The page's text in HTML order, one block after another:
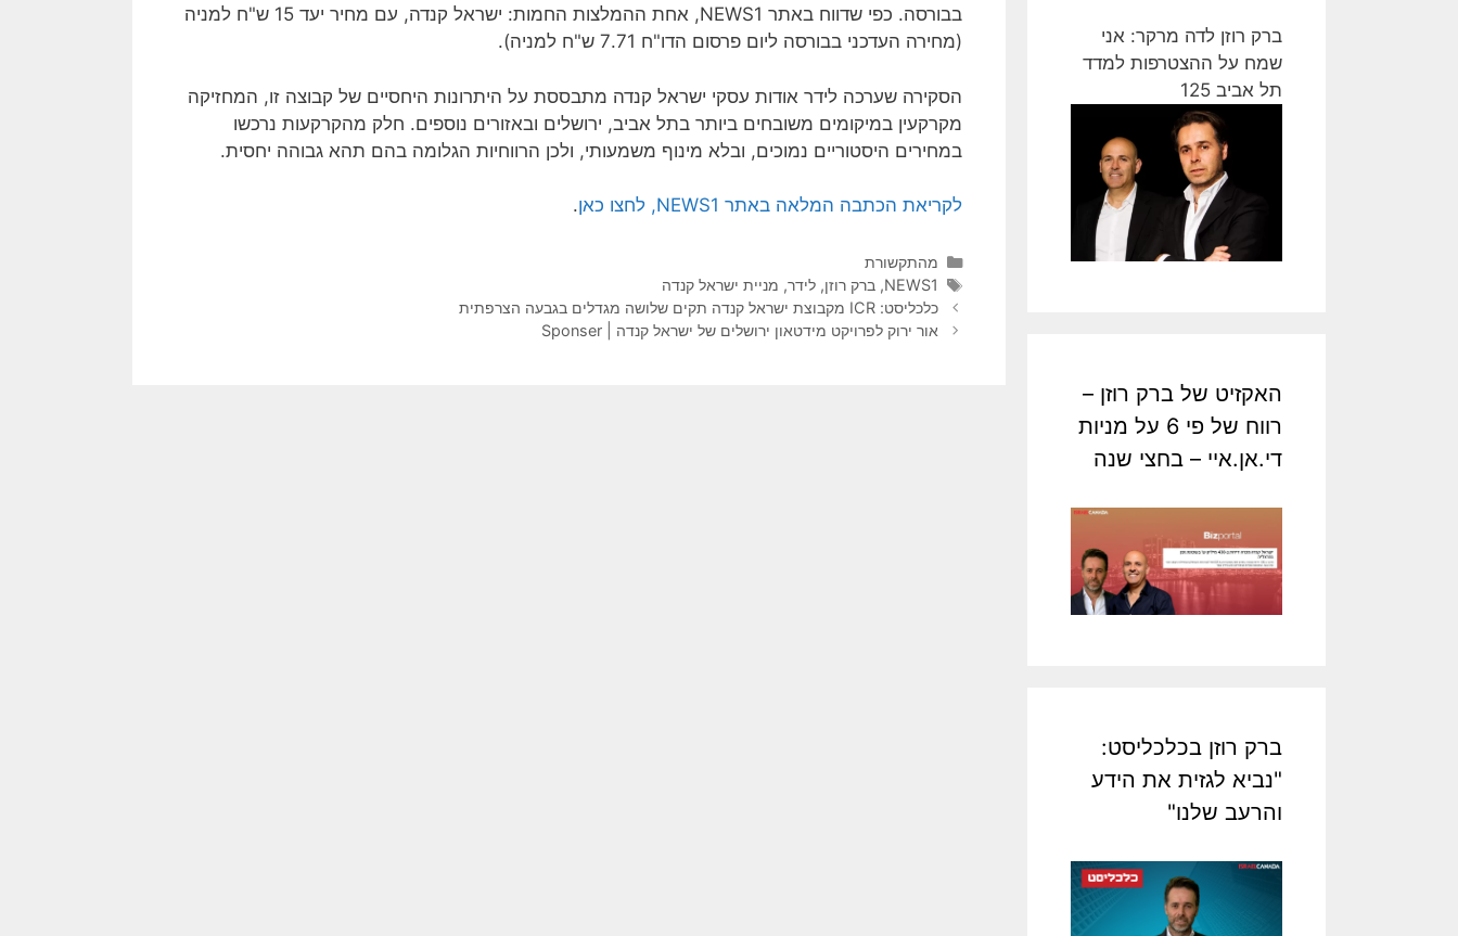
בבורסה. כפי שדווח באתר NEWS1, אחת ההמלצות החמות: ישראל קנדה, עם מחיר יעד 15 ש"ח למניה
(מחירה העדכני בבורסה ליום פרסום הדו"ח 7.71 ש"ח למניה).
הסקירה שערכה לידר אודות עסקי ישראל קנדה מתבססת על היתרונות היחסיים של קבוצה זו, המחזיקה
מקרקעין במיקומים משובחים ביותר בתל אביב, ירושלים ובאזורים נוספים. חלק מהקרקעות נרכשו
במחירים היסטוריים נמוכים, ובלא מינוף משמעותי, ולכן הרווחיות הגלומה בהם תהא גבוהה יחסית.
לקריאת הכתבה המלאה באתר NEWS1, לחצו כאן .
קטגוריות
מהתקשורת
תגיות
NEWS1
, ברק רוזן, לידר, מניית ישראל קנדה
כלכליסט: ICR מקבוצת ישראל קנדה תקים שלושה מגדלים בגבעה הצרפתית
אור ירוק לפרויקט מידטאון ירושלים של ישראל קנדה | Sponser
ברק רוזן לדה מרקר: אני
שמח על ההצטרפות למדד
תל אביב 125
האקזיט של ברק רוזן –
רווח של פי 6 על מניות
די.אן.איי – בחצי שנה
ברק רוזן בכלכליסט:
"נביא לגזית את הידע
והרעב שלנו"